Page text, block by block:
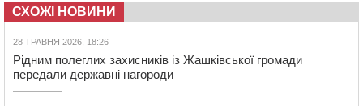
СХОЖІ НОВИНИ
28 ТРАВНЯ 2026, 18:26
Рідним полеглих захисників із Жашківської громади
передали державні нагороди